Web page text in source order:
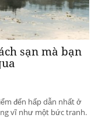
sạn mà bạn
đến hấp dẫn nhất ở
vĩ như một bức tranh.